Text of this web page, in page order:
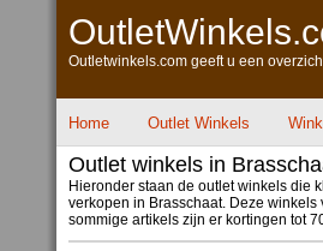
Outletwinkels.com geeft u een
Home Outlet Winkels
Outlet winkels in
Hieronder staan de outlet winkels die
verkopen in Brasschaat. Deze
sommige artikels zijn er kortingen tot